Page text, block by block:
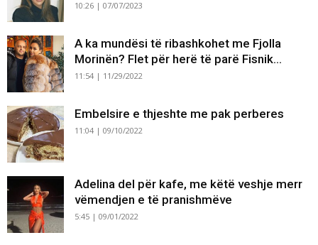
10:26 | 07/07/2023
A ka mundësi të ribashkohet me Fjolla
Morinën? Flet për herë të parë Fisnik...
11:54 | 11/29/2022
Embelsire e thjeshte me pak perberes
11:04 | 09/10/2022
Adelina del për kafe, me këtë veshje merr
vëmendjen e të pranishmëve
5:45 | 09/01/2022